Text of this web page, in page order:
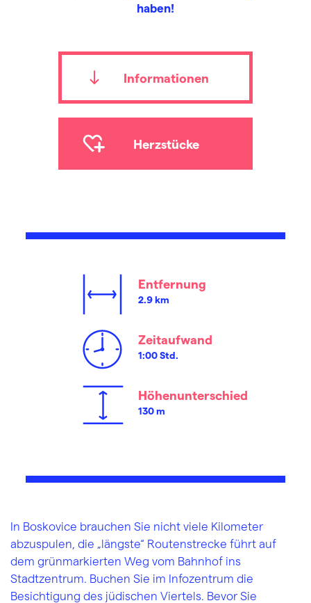
haben!
Informationen
Herzstücke
Entfernung
2.9 km
Zeitaufwand
1:00 Std.
Höhenunterschied
130 m
In Boskovice brauchen Sie nicht viele Kilometer
abzuspulen, die „längste“ Routenstrecke führt auf
dem grünmarkierten Weg vom Bahnhof ins
Stadtzentrum. Buchen Sie im Infozentrum die
Besichtigung des jüdischen Viertels. Bevor Sie